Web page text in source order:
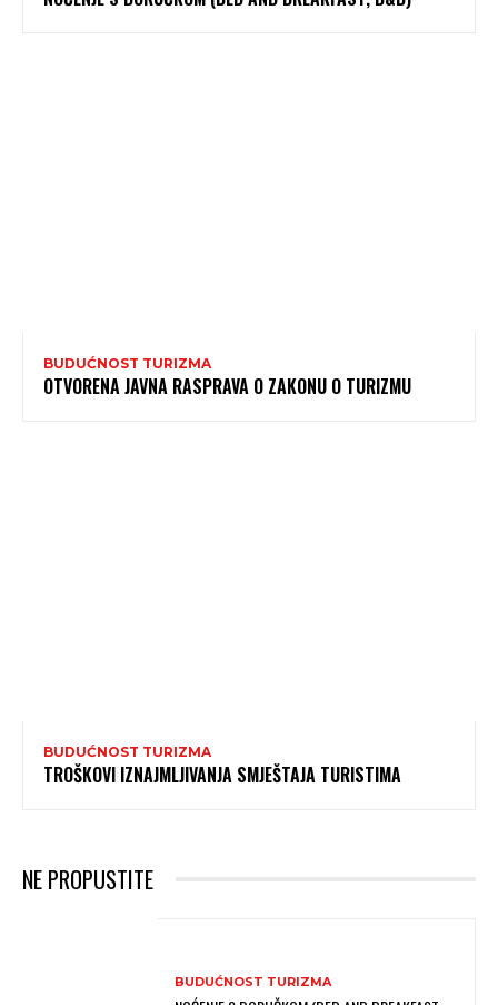
BUDUĆNOST TURIZMA
OTVORENA JAVNA RASPRAVA O ZAKONU O TURIZMU
BUDUĆNOST TURIZMA
TROŠKOVI IZNAJMLJIVANJA SMJEŠTAJA TURISTIMA
NE PROPUSTITE
BUDUĆNOST TURIZMA